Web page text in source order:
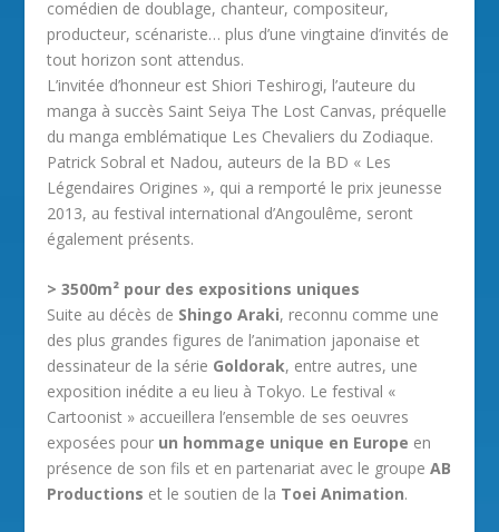
comédien de doublage, chanteur, compositeur,
producteur, scénariste… plus d’une vingtaine d’invités de
tout horizon sont attendus.
L’invitée d’honneur est Shiori Teshirogi, l’auteure du
manga à succès Saint Seiya The Lost Canvas, préquelle
du manga emblématique Les Chevaliers du Zodiaque.
Patrick Sobral et Nadou, auteurs de la BD « Les
Légendaires Origines », qui a remporté le prix jeunesse
2013, au festival international d’Angoulême, seront
également présents.
> 3500m² pour des expositions uniques
Suite au décès de Shingo Araki, reconnu comme une
des plus grandes figures de l’animation japonaise et
dessinateur de la série Goldorak, entre autres, une
exposition inédite a eu lieu à Tokyo. Le festival «
Cartoonist » accueillera l’ensemble de ses oeuvres
exposées pour un hommage unique en Europe en
présence de son fils et en partenariat avec le groupeAB
Productions et le soutien de la Toei Animation.